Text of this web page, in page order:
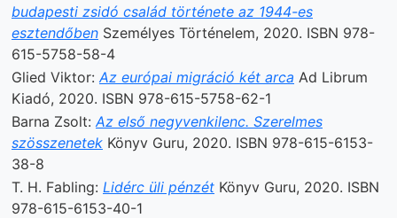
budapesti zsidó család története az 1944-es
esztendőben Személyes Történelem, 2020. ISBN 978-
615-5758-58-4
Glied Viktor:Az európai migráció két arca Ad Librum
Kiadó, 2020. ISBN 978-615-5758-62-1
Barna Zsolt:Az első negyvenkilenc. Szerelmes
szösszenetek Könyv Guru, 2020. ISBN 978-615-6153-
38-8
T. H. Fabling: Lidérc üli pénzét Könyv Guru, 2020. ISBN
978-615-6153-40-1